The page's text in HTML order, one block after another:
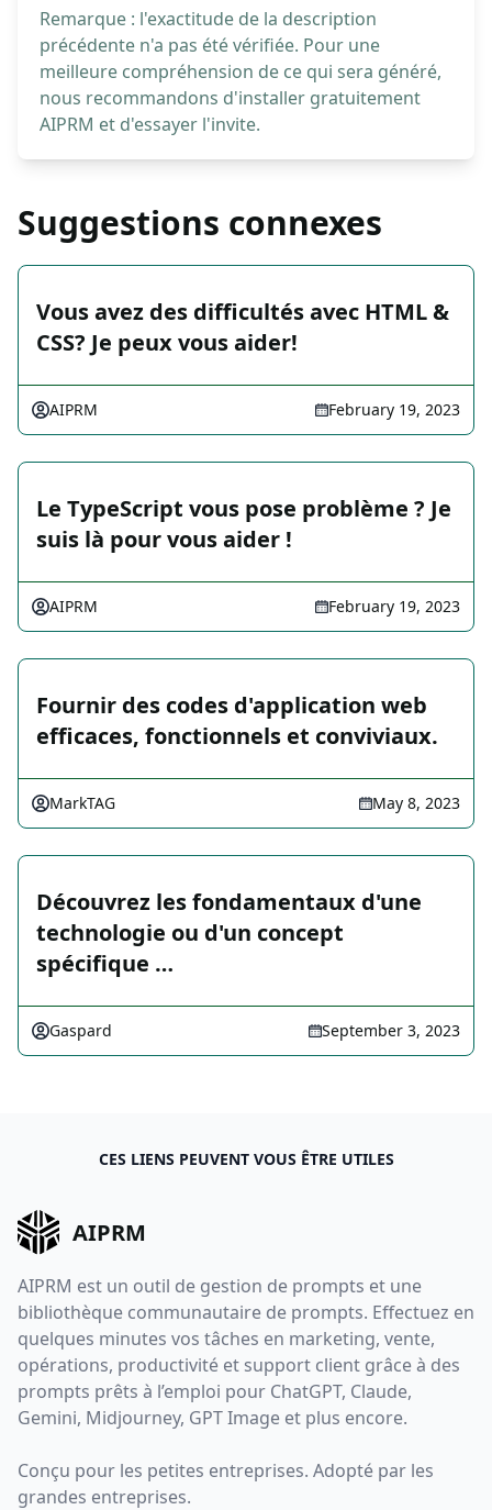
Remarque : l'exactitude de la description
précédente n'a pas été vérifiée. Pour une
meilleure compréhension de ce qui sera généré,
nous recommandons d'installer gratuitement
AIPRM et d'essayer l'invite.
Suggestions connexes
Vous avez des difficultés avec HTML &
CSS? Je peux vous aider!
AIPRM February 19, 2023
Le TypeScript vous pose problème ? Je
suis là pour vous aider !
AIPRM February 19, 2023
Fournir des codes d'application web
efficaces, fonctionnels et conviviaux.
MarkTAG May 8, 2023
Découvrez les fondamentaux d'une
technologie ou d'un concept
spécifique …
Gaspard September 3, 2023
CES LIENS PEUVENT VOUS ÊTRE UTILES
AIPRM
AIPRM est un outil de gestion de prompts et une
bibliothèque communautaire de prompts. Effectuez en
quelques minutes vos tâches en marketing, vente,
opérations, productivité et support client grâce à des
prompts prêts à l’emploi pour ChatGPT, Claude,
Gemini, Midjourney, GPT Image et plus encore.
Conçu pour les petites entreprises. Adopté par les
grandes entreprises.